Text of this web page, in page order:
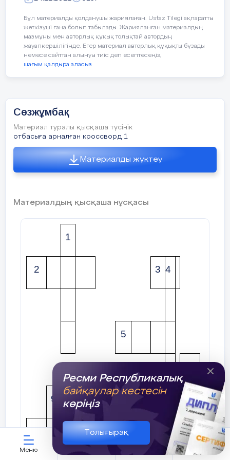
Ресми Республикалық
байқаулар кестесін
көріңіз
Толығырақ
Меню Қауымдастық Кабинет
6.Ұлдан кіші қыз
Садыхан Жібек
Бұл материалды қолданушы жариялаған. Ustaz Tilegi ақпаратты
жеткізуші ғана болып табылады. Жарияланған материалдың
мазмұны мен авторлық құқық толықтай автордың
жауапкершілігінде. Егер материал авторлық құқықты бұзады
немесе сайттан алынуы тиіс деп есептесеңіз,
шағым қалдыра аласыз
Сөзжұмбақ
Материал туралы қысқаша түсінік
отбасыға арналған кроссворд 1
Материалды жүктеу
Материалдың қысқаша нұсқасы
1
2 3 4
5
9 10 11
12